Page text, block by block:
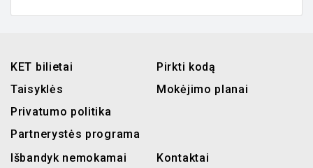
KET bilietai
Taisyklės
Privatumo politika
Partnerystės programa
Pirkti kodą
Mokėjimo planai
Išbandyk nemokamai
Kontaktai